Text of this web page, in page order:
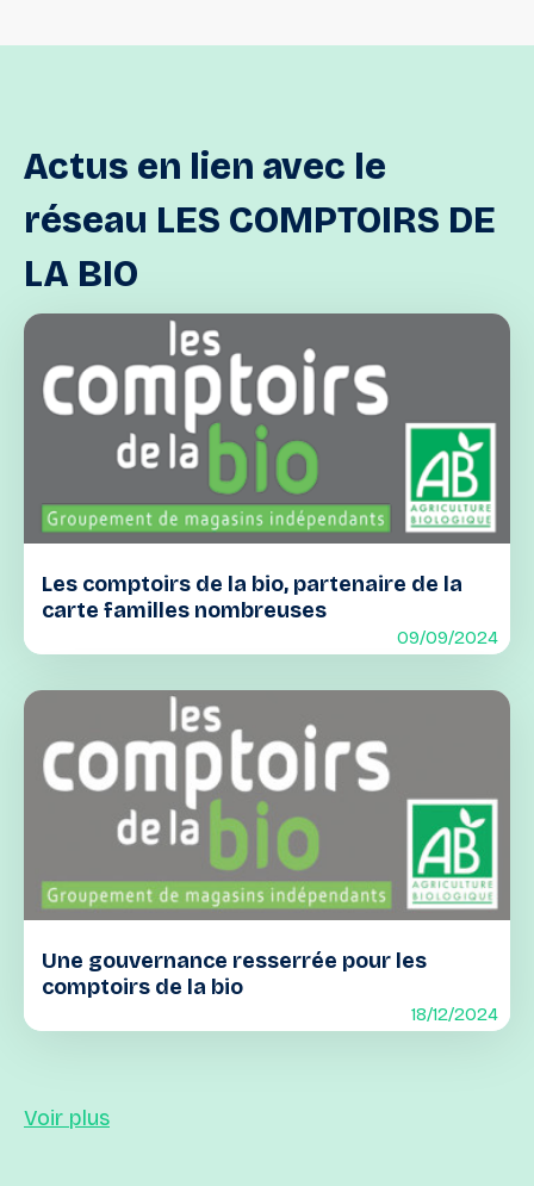
Actus en lien avec le
réseau LES COMPTOIRS DE
LA BIO
Les comptoirs de la bio, partenaire de la
carte familles nombreuses
09/09/2024
Une gouvernance resserrée pour les
comptoirs de la bio
18/12/2024
Voir plus